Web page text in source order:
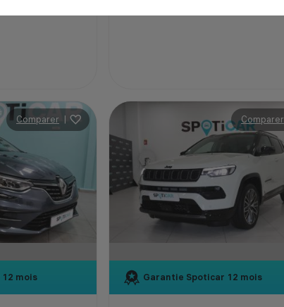
Comparer |
12 mois
Comparer
Garantie Spoticar 12 mois